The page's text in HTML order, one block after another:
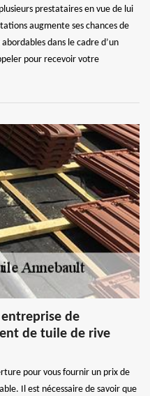
prestataires en vue de lui
augmente ses chances de
dans le cadre d’un
pour recevoir votre
de
de tuile de rive
pour vous fournir un prix de
Il est nécessaire de savoir que